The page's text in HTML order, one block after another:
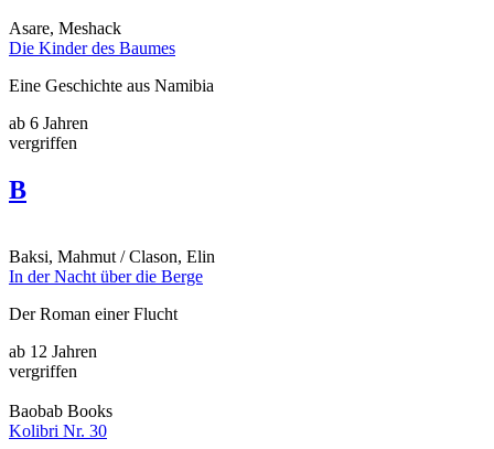
Asare, Meshack
Die Kinder des Baumes
Eine Geschichte aus Namibia
ab 6 Jahren
vergriffen
B
Baksi, Mahmut / Clason, Elin
In der Nacht über die Berge
Der Roman einer Flucht
ab 12 Jahren
vergriffen
Baobab Books
Kolibri Nr. 30